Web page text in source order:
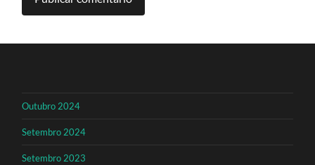
Outubro 2024
Setembro 2024
Setembro 2023